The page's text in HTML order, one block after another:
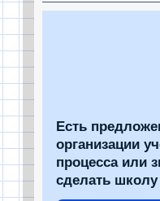
Есть
организации
процесса или
сделать